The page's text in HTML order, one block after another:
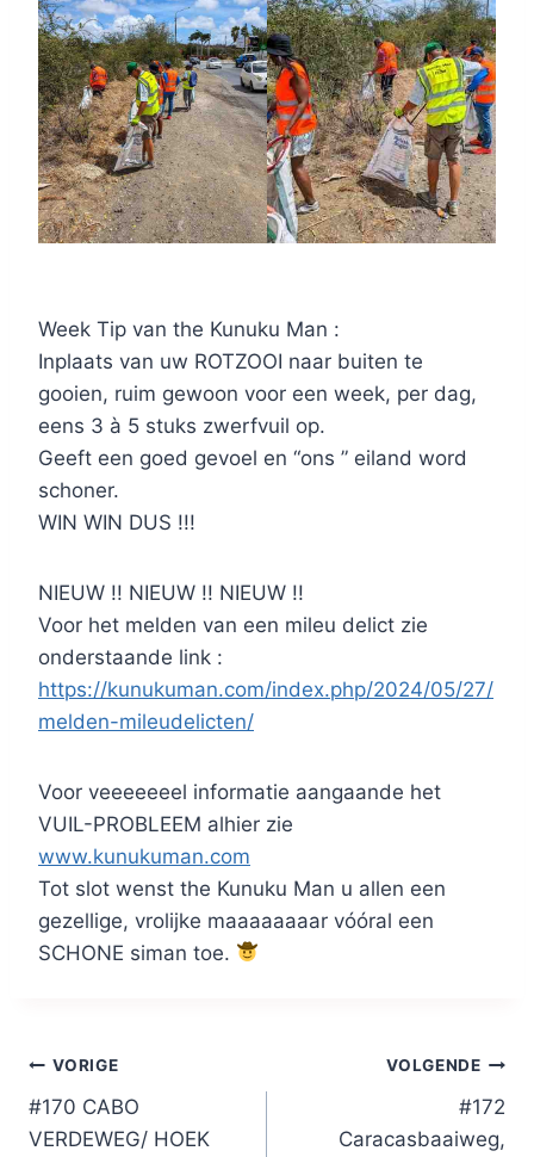
Week Tip van the Kunuku Man :
Inplaats van uw ROTZOOI naar buiten te
gooien, ruim gewoon voor een week, per dag,
eens 3 à 5 stuks zwerfvuil op.
Geeft een goed gevoel en “ons ” eiland word
schoner.
WIN WIN DUS !!!
NIEUW !! NIEUW !! NIEUW !!
Voor het melden van een mileu delict zie
onderstaande link :
https://kunukuman.com/index.php/2024/05/27/
melden-mileudelicten/
Voor veeeeeeel informatie aangaande het
VUIL-PROBLEEM alhier zie
www.kunukuman.com
Tot slot wenst the Kunuku Man u allen een
gezellige, vrolijke maaaaaaaar vóóral een
SCHONE siman toe.
Bericht
navigatie
VORIGE
#170 CABO
VERDEWEG/ HOEK
VOLGENDE
#172
Caracasbaaiweg,